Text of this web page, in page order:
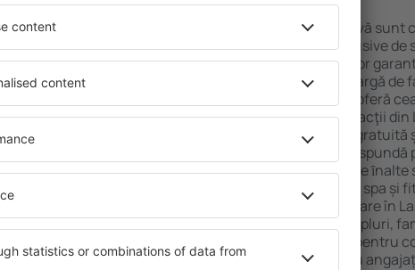
ȋnalte
sau
şi alte
de
O varietate de servicii și o locație atractivă sunt
elementele cheie ale unui hotel All-Inclusive de
bune hoteluri din La Manga del Mar Menor
înalt standard pentru servicii și o gamă largă
oaspeți. O cazare cu standarde ridicate oferă
locație, ȋn apropiere de principalele distracţii din
Mar Menor. Oaspeții pot folosi parcarea gratuită
cameră sau un apartament care să
lor. Este posibil ca hotelurile cu standarde ȋnalte
meniu variabil, zone de wellness precum spa și
activități pentru copii. Cea mai bună cazare în
Menor este o alegere perfectă pentru cupluri,
aflate în călătorie de afaceri, precum și pentru
doresc să organizeze evenimente pentru